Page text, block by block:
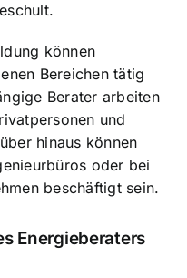
können
Bereichen tätig
Berater arbeiten
und
hinaus können
oder bei
beschäftigt sein.
Energieberaters